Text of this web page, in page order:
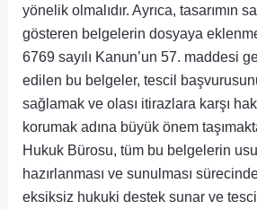
yönelik olmalıdır. Ayrıca, tasarımın
gösteren belgelerin dosyaya
6769 sayılı Kanun’un 57. maddesi
edilen bu belgeler, tescil
sağlamak ve olası itirazlara karşı
korumak adına büyük önem
Hukuk Bürosu, tüm bu belgelerin
hazırlanması ve sunulması
eksiksiz hukuki destek sunar ve